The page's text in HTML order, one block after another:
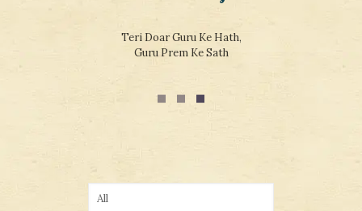
Sacchi Shiksha Jankar Kahate Sant Vichar, Addhyatma Vidya
Sar Hai Jivan Ka Adhar